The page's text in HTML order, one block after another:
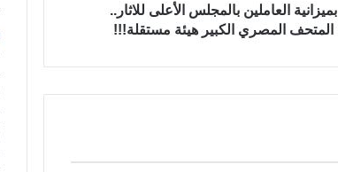
بميزانية العاملين بالمجلس الأعلى للاثار..
المتحف المصري الكبير هيئة مستقلة!!!